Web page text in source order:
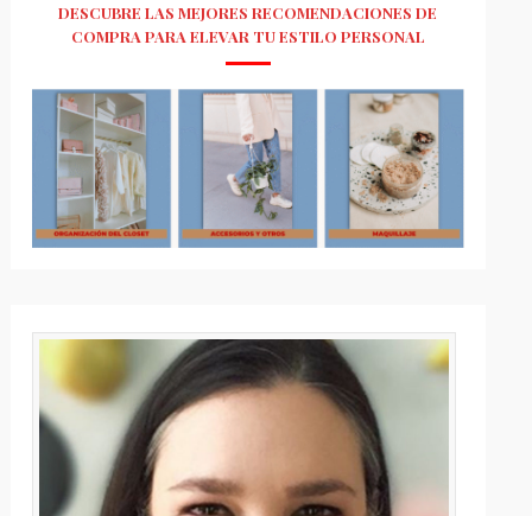
DESCUBRE LAS MEJORES RECOMENDACIONES DE
COMPRA PARA ELEVAR TU ESTILO PERSONAL